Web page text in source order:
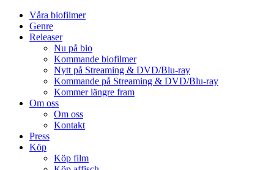
Våra biofilmer
Genre
Releaser
Nu på bio
Kommande biofilmer
Nytt på Streaming & DVD/Blu-ray
Kommande på Streaming & DVD/Blu-ray
Kommer längre fram
Om oss
Om oss
Kontakt
Press
Köp
Köp film